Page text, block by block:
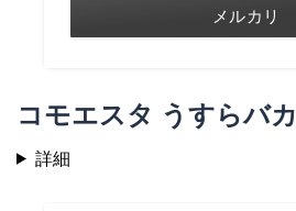
メルカリ
コモエスタ うすらバカ
詳細